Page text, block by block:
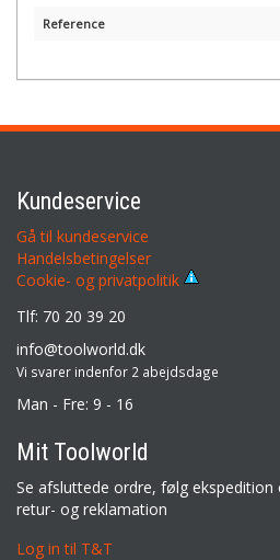
Reference
Kundeservice
Gå til kundeservice
Handelsbetingelser
Cookie- og privatpolitik
Tlf: 70 20 39 20
info@toolworld.dk
Vi svarer indenfor 2 abejdsdage
Man - Fre: 9 - 16
Mit Toolworld
Se afsluttede ordre, følg
retur- og reklamation
Log in til T&T